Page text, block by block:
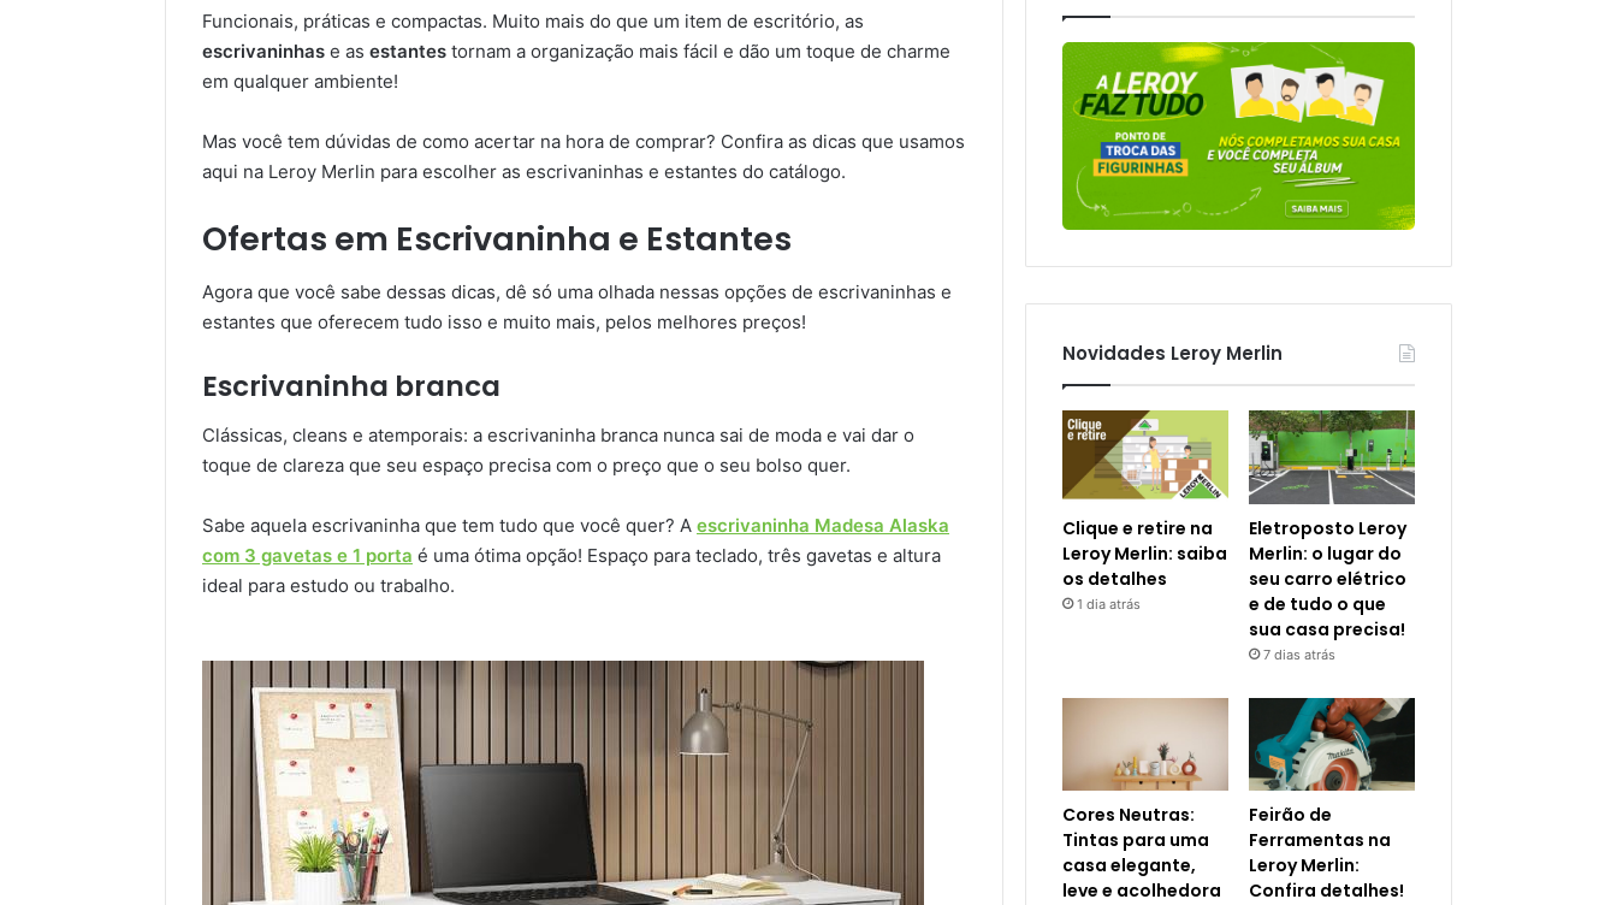
Funcionais, práticas e compactas. Muito mais do que um item de escritório, as
escrivaninhas e as estantes tornam a organização mais fácil e dão um toque de charme
em qualquer ambiente!
Mas você tem dúvidas de como acertar na hora de comprar? Confira as dicas que usamos
aqui na Leroy Merlin para escolher as escrivaninhas e estantes do catálogo.
Ofertas em Escrivaninha e Estantes
Agora que você sabe dessas dicas, dê só uma olhada nessas opções de escrivaninhas e
estantes que oferecem tudo isso e muito mais, pelos melhores preços!
Escrivaninha branca
Clássicas, cleans e atemporais: a escrivaninha branca nunca sai de moda e vai dar o
toque de clareza que seu espaço precisa com o preço que o seu bolso quer.
Sabe aquela escrivaninha que tem tudo que você quer? A escrivaninha Madesa Alaska
com 3 gavetas e 1 porta é uma ótima opção! Espaço para teclado, três gavetas e altura
ideal para estudo ou trabalho.
Novidades Leroy Merlin
Clique e retire na
Leroy Merlin: saiba
os detalhes
1 dia atrás
Eletroposto Leroy
Merlin: o lugar do
seu carro elétrico
e de tudo o que
sua casa precisa!
7 dias atrás
Cores Neutras:
Tintas para uma
casa elegante,
leve e acolhedora
Feirão de
Ferramentas na
Leroy Merlin:
Confira detalhes!